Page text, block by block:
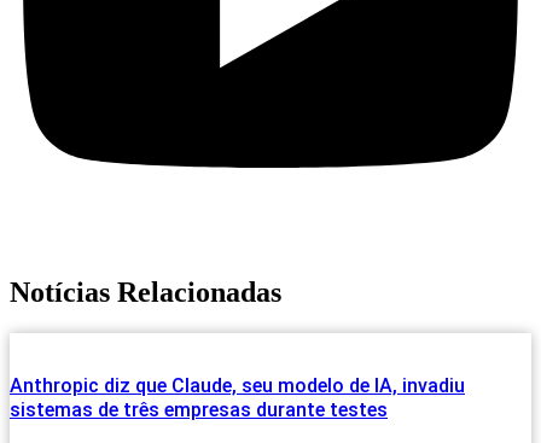
Notícias Relacionadas
Anthropic diz que Claude, seu modelo de IA, invadiu
sistemas de três empresas durante testes